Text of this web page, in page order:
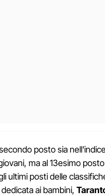
posto sia
ma al 13esimo
ultimi posti delle
ai bambini,